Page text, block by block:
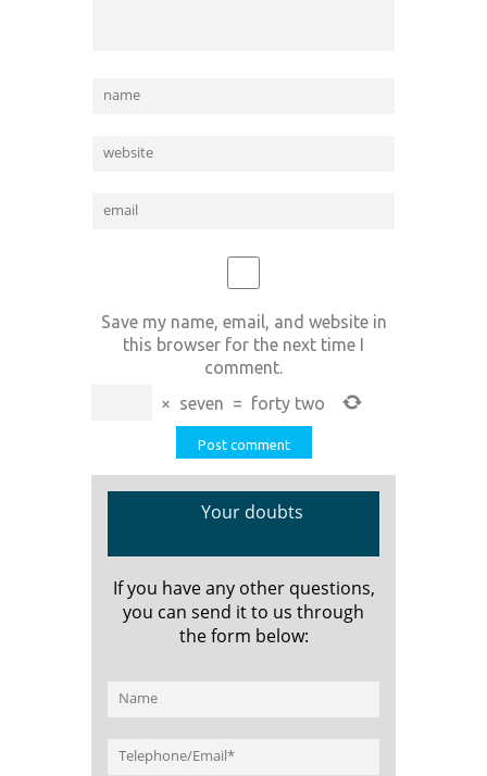
Save my name, email, and website in
this browser for the next time I
comment.
× seven = forty two
Your doubts
If you have any other questions,
you can send it to us through
the form below: